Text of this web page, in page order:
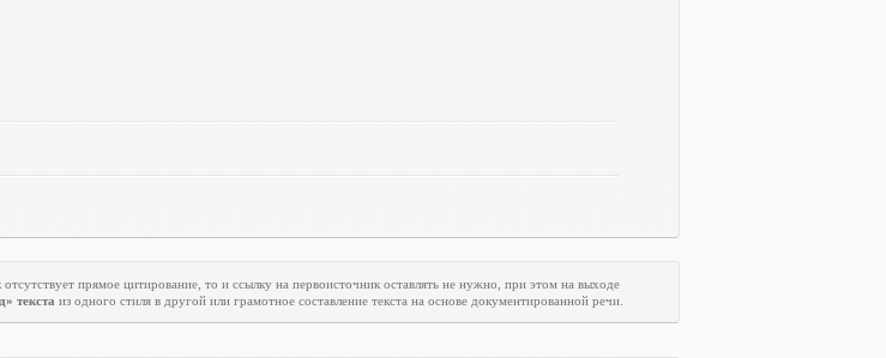
прямое цитирование, то и ссылку на первоисточник оставлять не нужно, при этом на выходе
текста из одного стиля в другой или грамотное составление текста на основе документированной речи.